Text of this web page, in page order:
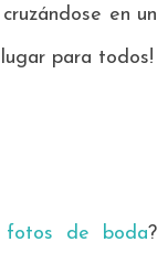
en un
para todos!
fotos de boda?